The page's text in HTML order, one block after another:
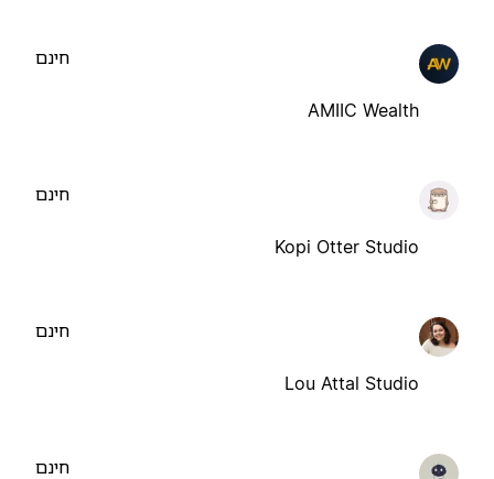
AMIIC Wealth
חינם
Kopi Otter Studio
חינם
Lou Attal Studio
חינם
חינם